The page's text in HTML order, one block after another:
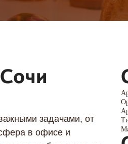
задачами, от
в офисе и